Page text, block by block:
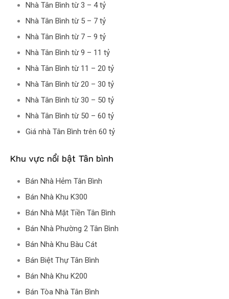
Nhà Tân Bình từ 3 – 4 tỷ
Nhà Tân Bình từ 5 – 7 tỷ
Nhà Tân Bình từ 7 – 9 tỷ
Nhà Tân Bình từ 9 – 11 tỷ
Nhà Tân Bình từ 11 – 20 tỷ
Nhà Tân Bình từ 20 – 30 tỷ
Nhà Tân Bình từ 30 – 50 tỷ
Nhà Tân Bình từ 50 – 60 tỷ
Giá nhà Tân Bình trên 60 tỷ
Khu vực nổi bật Tân bình
Bán Nhà Hẻm Tân Bình
Bán Nhà Khu K300
Bán Nhà Mặt Tiền Tân Bình
Bán Nhà Phường 2 Tân Bình
Bán Nhà Khu Bàu Cát
Bán Biệt Thự Tân Bình
Bán Nhà Khu K200
Bán Tòa Nhà Tân Bình